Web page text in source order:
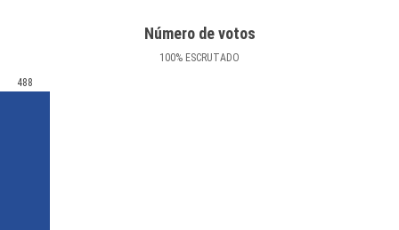
Número de votos
100% ESCRUTADO
488